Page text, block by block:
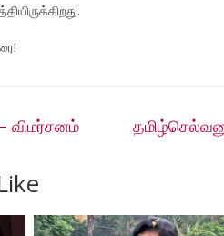
விமர்சனம்